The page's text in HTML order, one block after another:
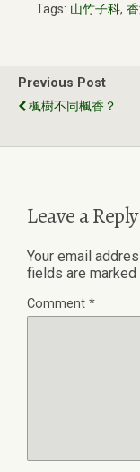
Tags: 山竹子科,
Previous Post
楓樹不同楓香？
Leave a Reply
Your email
fields are marked
Comment *